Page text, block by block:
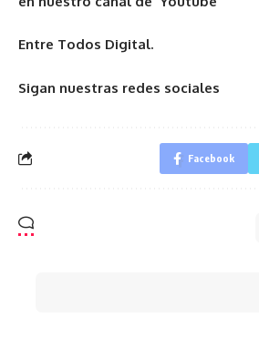
Entre Todos Digital.
Sigan nuestras redes sociales
Facebook